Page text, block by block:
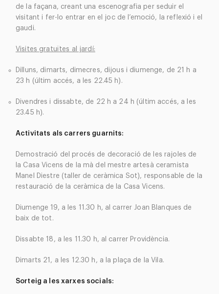
de la façana, creant una escenografia per seduir el
visitant i fer-lo entrar en el joc de l’emoció, la reflexió i el
gaudi.
Visites gratuïtes al jardí:
Dilluns, dimarts, dimecres, dijous i diumenge, de 21 h a
23 h (últim accés, a les 22.45 h).
Divendres i dissabte, de 22 h a 24 h (últim accés, a les
23.45 h).
Activitats als carrers guarnits:
Demostració del procés de decoració de les rajoles de
la Casa Vicens de la mà del mestre artesà ceramista
Manel Diestre (taller de ceràmica Sot), responsable de la
restauració de la ceràmica de la Casa Vicens.
Diumenge 19, a les 11.30 h, al carrer Joan Blanques de
baix de tot.
Dissabte 18, a les 11.30 h, al carrer Providència.
Dimarts 21, a les 12.30 h, a la plaça de la Vila.
Sorteig a les xarxes socials: